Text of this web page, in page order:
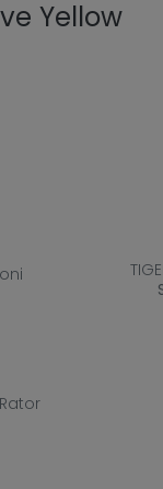
Yellow
campioni
in TIGERator